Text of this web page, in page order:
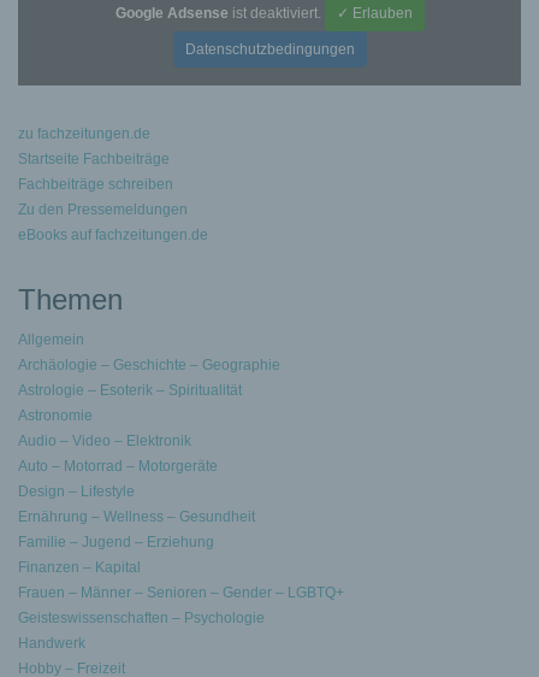
Google Adsense ist deaktiviert. ✓ Erlauben
Datenschutzbedingungen
zu fachzeitungen.de
Startseite Fachbeiträge
Fachbeiträge schreiben
Zu den Pressemeldungen
eBooks auf fachzeitungen.de
Themen
Allgemein
Archäologie – Geschichte – Geographie
Astrologie – Esoterik – Spiritualität
Astronomie
Audio – Video – Elektronik
Auto – Motorrad – Motorgeräte
Design – Lifestyle
Ernährung – Wellness – Gesundheit
Familie – Jugend – Erziehung
Finanzen – Kapital
Frauen – Männer – Senioren – Gender – LGBTQ+
Geisteswissenschaften – Psychologie
Handwerk
Hobby – Freizeit